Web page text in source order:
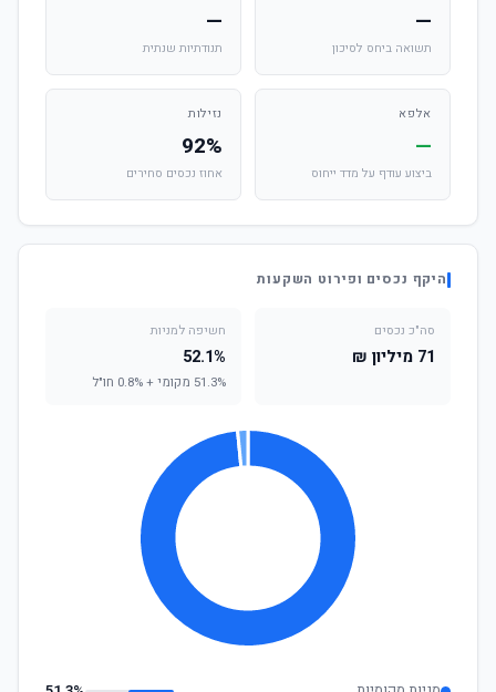
—
תשואה ביחס לסיכון
—
תנודתיות שנתית
אלפא
—
ביצוע עודף על מדד ייחוס
נזילות
92%
אחוז נכסים סחירים
היקף נכסים ופירוט השקעות
סה"כ נכסים
71 מיליון ₪
חשיפה למניות
52.1%
51.3% מקומי + 0.8% חו"ל